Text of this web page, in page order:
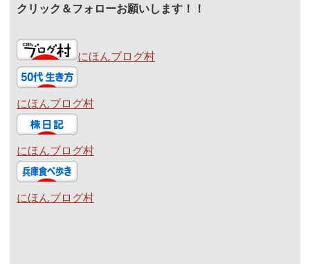
クリック＆フォローお願いします！！
にほんブログ村
にほんブログ村
にほんブログ村
にほんブログ村